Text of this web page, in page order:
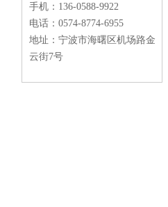
手机：136-0588-9922
电话：0574-8774-6955
地址：宁波市海曙区机场路金
云街7号